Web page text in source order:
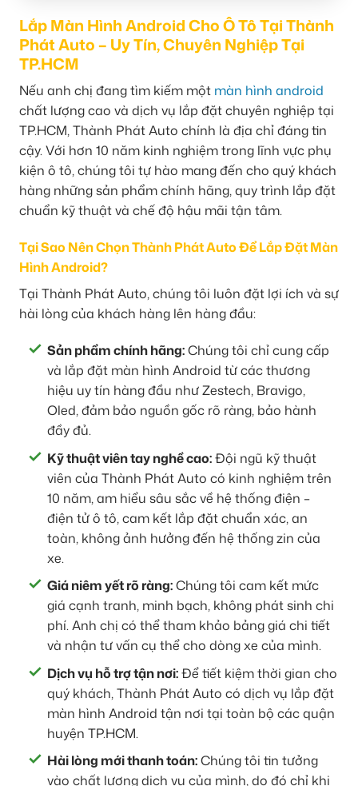
Lắp Màn Hình Android Cho Ô Tô Tại Thành
Phát Auto – Uy Tín, Chuyên Nghiệp Tại
TP.HCM
Nếu anh chị đang tìm kiếm một màn hình android
chất lượng cao và dịch vụ lắp đặt chuyên nghiệp tại
TP.HCM, Thành Phát Auto chính là địa chỉ đáng tin
cậy. Với hơn 10 năm kinh nghiệm trong lĩnh vực phụ
kiện ô tô, chúng tôi tự hào mang đến cho quý khách
hàng những sản phẩm chính hãng, quy trình lắp đặt
chuẩn kỹ thuật và chế độ hậu mãi tận tâm.
Tại Sao Nên Chọn Thành Phát Auto Để Lắp Đặt Màn
Hình Android?
Tại Thành Phát Auto, chúng tôi luôn đặt lợi ích và sự
hài lòng của khách hàng lên hàng đầu:
Sản phẩm chính hãng:Chúng tôi chỉ cung cấp
và lắp đặt màn hình Android từ các thương
hiệu uy tín hàng đầu như Zestech, Bravigo,
Oled, đảm bảo nguồn gốc rõ ràng, bảo hành
đầy đủ.
Kỹ thuật viên tay nghề cao:Đội ngũ kỹ thuật
viên của Thành Phát Auto có kinh nghiệm trên
10 năm, am hiểu sâu sắc về hệ thống điện –
điện tử ô tô, cam kết lắp đặt chuẩn xác, an
toàn, không ảnh hưởng đến hệ thống zin của
xe.
Giá niêm yết rõ ràng:Chúng tôi cam kết mức
giá cạnh tranh, minh bạch, không phát sinh chi
phí. Anh chị có thể tham khảo bảng giá chi tiết
và nhận tư vấn cụ thể cho dòng xe của mình.
Dịch vụ hỗ trợ tận nơi:Để tiết kiệm thời gian cho
quý khách, Thành Phát Auto có dịch vụ lắp đặt
màn hình Android tận nơi tại toàn bộ các quận
huyện TP.HCM.
Hài lòng mới thanh toán:Chúng tôi tin tưởng
vào chất lượng dịch vụ của mình, do đó chỉ khi